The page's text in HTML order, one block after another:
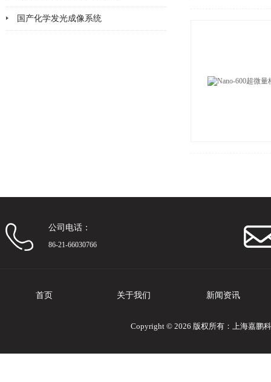
国产化学发光成像系统
公司电话：
86-21-66030766
首页 关于我们 新闻资讯
Copyright © 2026 版权所有：上海嘉鹏